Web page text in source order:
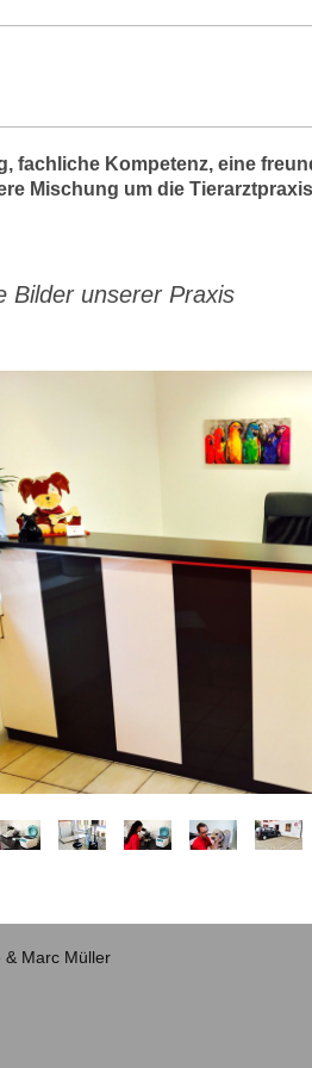
fachliche Kompetenz, eine
Mischung um die
unserer
& Marc Müller